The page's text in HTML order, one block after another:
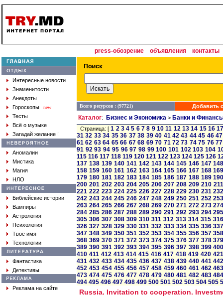
press-обозрение объявления контакты
Интересные новости
Знаменитости
Анекдоты
Гороскопы
new
Тесты
Всё о музыке
Загадай желание !
Аномалии
Мистика
Магия
НЛО
Библейские истории
Вампиры
Астрология
Психология
Твоё имя
Технологии
Фантастика
Детективы
Реклама на сайте
Всего ресурсов : (97721) Добавить
Каталог: Бизнес и Экономика > Банки и
Страница: [1 2 3 4 5 6 7 8 9 10 11 12 13 14 15 16
31 32 33 34 35 36 37 38 39 40 41 42 43 44 45 46 47
61 62 63 64 65 66 67 68 69 70 71 72 73 74 75 76 77
91 92 93 94 95 96 97 98 99 100 101 102 103 104
115 116 117 118 119 120 121 122 123 124 125 126
137 138 139 140 141 142 143 144 145 146 147
158 159 160 161 162 163 164 165 166 167 168
179 180 181 182 183 184 185 186 187 188 189
200 201 202 203 204 205 206 207 208 209 210 211
221 222 223 224 225 226 227 228 229 230 231
242 243 244 245 246 247 248 249 250 251 252
263 264 265 266 267 268 269 270 271 272 273
284 285 286 287 288 289 290 291 292 293 294
305 306 307 308 309 310 311 312 313 314 315 316
326 327 328 329 330 331 332 333 334 335 336
347 348 349 350 351 352 353 354 355 356 357
368 369 370 371 372 373 374 375 376 377 378
389 390 391 392 393 394 395 396 397 398 399
410 411 412 413 414 415 416 417 418 419 420 421
431 432 433 434 435 436 437 438 439 440 441
452 453 454 455 456 457 458 459 460 461 462
473 474 475 476 477 478 479 480 481 482 483
494 495 496 497 498 499 500 501 502 503 504 505
Russia. Invitation to cooperation.